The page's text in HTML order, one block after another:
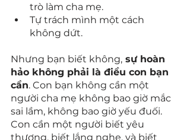
trò làm cha mẹ.
Tự trách mình một cách
không dứt.
Nhưng bạn biết không, sự hoàn
hảo không phải là điều con bạn
cần. Con bạn không cần một
người cha mẹ không bao giờ mắc
sai lầm, không bao giờ yếu đuối.
Con cần một người biết yêu
thương, biết lắng nghe, và biết